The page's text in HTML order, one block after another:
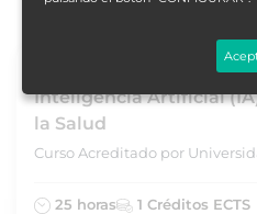
Curso Universitario
Inteligencia Artificial
la Salud
Curso Acreditado por
25 horas 1 Créditos ECTS